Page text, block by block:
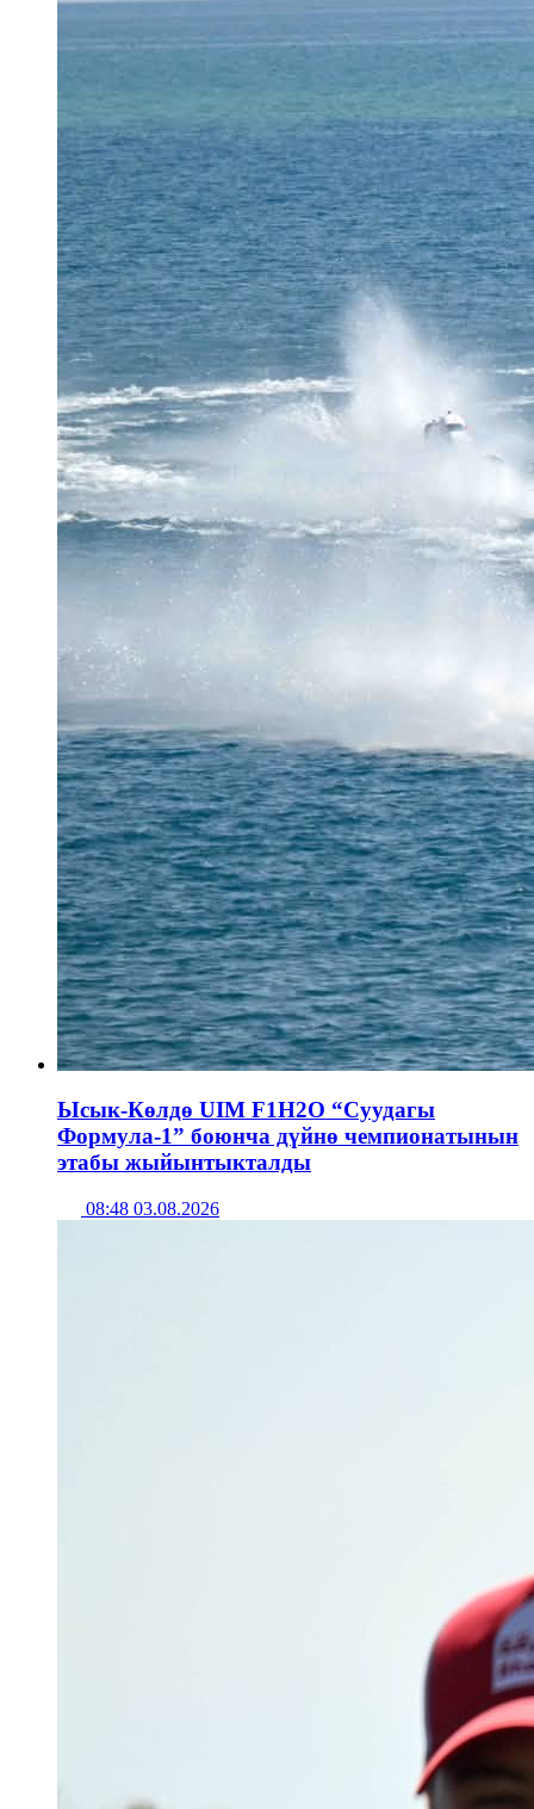
Ысык-Көлдө UIM F1H2O “Суудагы
Формула-1” боюнча дүйнө чемпионатынын
этабы жыйынтыкталды
08:48 03.08.2026